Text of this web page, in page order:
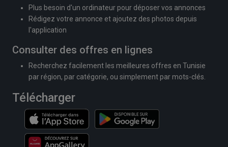
Plus besoin d'un ordinateur pour déposer vos annonces
Rédigez votre annonce et ajoutez des photos depuis
l'application
Consulter des offres en lignes
Recherchez facilement les meilleures offres en Tunisie
par région, par catégorie, ou simplement par mots-clés.
Télécharger